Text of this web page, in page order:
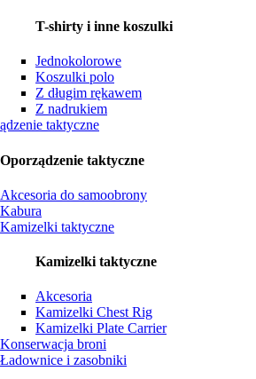
T-shirty i inne koszulki
Jednokolorowe
Koszulki polo
Z długim rękawem
Z nadrukiem
taktyczne
Oporządzenie taktyczne
Akcesoria do samoobrony
Kabura
Kamizelki taktyczne
Kamizelki taktyczne
Akcesoria
Kamizelki Chest Rig
Kamizelki Plate Carrier
Konserwacja broni
Ładownice i zasobniki